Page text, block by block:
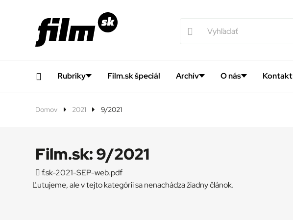
Rubriky Film.sk špeciál Archív O nás Kontakt
Domov 2021 9/2021
Film.sk:9/2021
f.sk-2021-SEP-web.pdf
Ľutujeme, ale v tejto kategórii sa nenachádza žiadny článok.